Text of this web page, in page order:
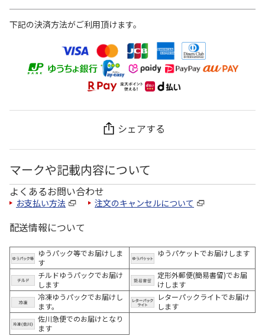
下記の決済方法がご利用頂けます。
シェアする
マークや記載内容について
よくあるお問い合わせ
お支払い方法 注文のキャンセルについて
配送情報について
ゆうパック等でお届けしま
す
ゆうパケットでお届けします
チルドゆうパックでお届け
します
定形外郵便(簡易書留)でお届
けします
冷凍ゆうパックでお届けし
ます。
レターパックライトでお届け
します
佐川急便でのお届けとなり
ます